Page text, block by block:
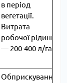
в період
вегетації.
Витрата
робочої рідини
― 200-400 л/га
Обприскування